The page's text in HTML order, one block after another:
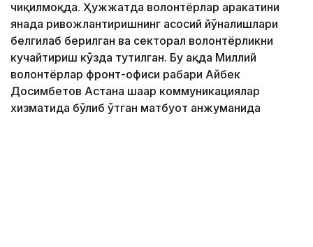
чиқилмоқда. Ҳужжатда волонтёрлар ҳаракатини
янада ривожлантиришнинг асосий йўналишлари
белгилаб берилган ва секторал волонтёрликни
кучайтириш кўзда тутилган. Бу ҳақда Миллий
волонтёрлар фронт-офиси раҳбари Айбек
Досимбетов Астана шаҳар коммуникациялар
хизматида бўлиб ўтган матбуот анжуманида